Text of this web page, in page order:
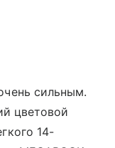
сильным.
цветовой
14-